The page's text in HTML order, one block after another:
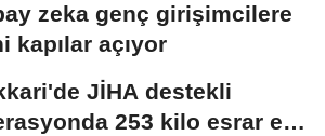
zeka genç girişimcilere
kapılar açıyor
JİHA destekli
253 kilo esrar ele